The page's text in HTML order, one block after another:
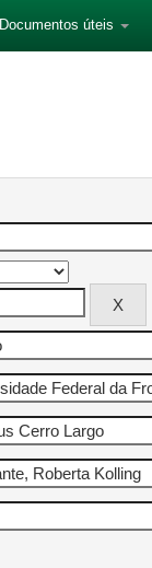
Documentos úteis